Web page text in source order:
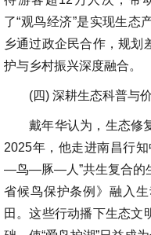
了“观鸟经济”是实现生态
乡通过政企民合作，规划
护与乡村振兴深度融合。
(四) 深耕生态科普与
戴年华认为，生态修
2025年，他走进南昌行
—鸟—豚—人”共生复合的
省候鸟保护条例》融入
田。这些行动播下生态文